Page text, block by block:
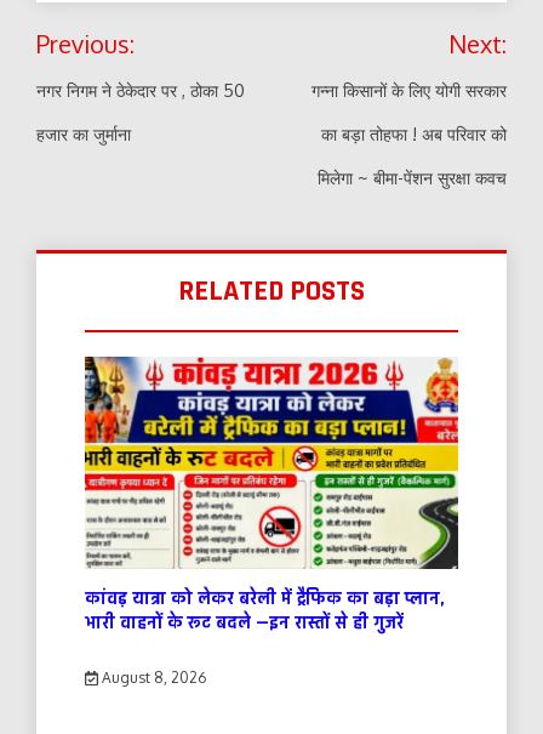
Post
navigation
Previous:
नगर निगम ने ठेकेदार पर , ठोका 50
हजार का जुर्माना
Next:
गन्ना किसानों के लिए योगी सरकार
का बड़ा तोहफा ! अब परिवार को
मिलेगा ~ बीमा-पेंशन सुरक्षा कवच
RELATED POSTS
कांवड़ यात्रा को लेकर बरेली में ट्रैफिक का बड़ा प्लान,
भारी वाहनों के रूट बदले —इन रास्तों से ही गुजरें
August 8, 2026